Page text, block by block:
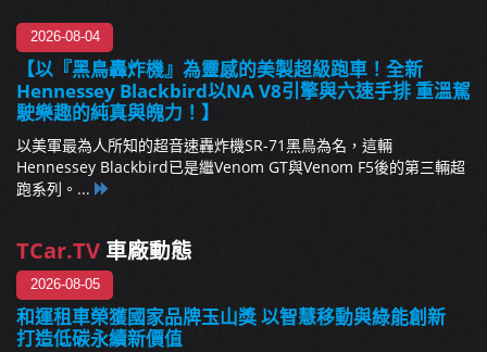
2026-08-04
【以『黑鳥轟炸機』為靈感的美製超級跑車！全新
Hennessey Blackbird以NA V8引擎與六速手排 重溫駕
駛樂趣的純真與魄力！】
以美軍最為人所知的超音速轟炸機SR-71黑鳥為名，這輛
Hennessey Blackbird已是繼Venom GT與Venom F5後的第三輛超
跑系列。...
TCar.TV 車廠動態
2026-08-05
和運租車榮獲國家品牌玉山獎 以智慧移動與綠能創新
打造低碳永續新價值